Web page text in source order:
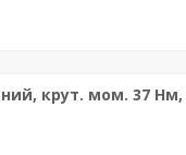
крут. мом. 37 Нм,